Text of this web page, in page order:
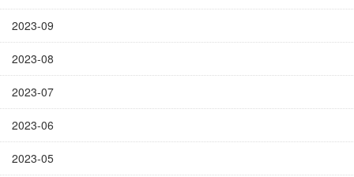
2023-09
2023-08
2023-07
2023-06
2023-05